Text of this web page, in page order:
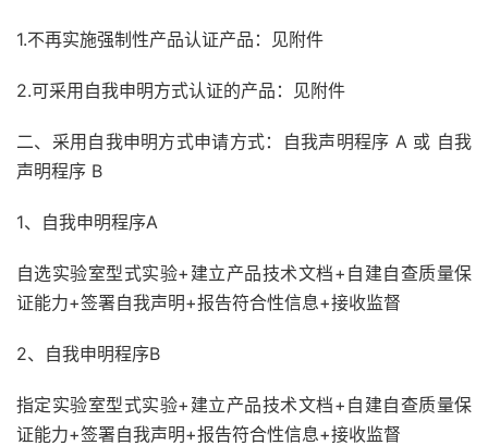
1.不再实施强制性产品认证产品：见附件
2.可采用自我申明方式认证的产品：见附件
二、采用自我申明方式申请方式：自我声明程序 A 或 自我
声明程序 B
1、自我申明程序A
自选实验室型式实验+建立产品技术文档+自建自查质量保
证能力+签署自我声明+报告符合性信息+接收监督
2、自我申明程序B
指定实验室型式实验+建立产品技术文档+自建自查质量保
证能力+签署自我声明+报告符合性信息+接收监督